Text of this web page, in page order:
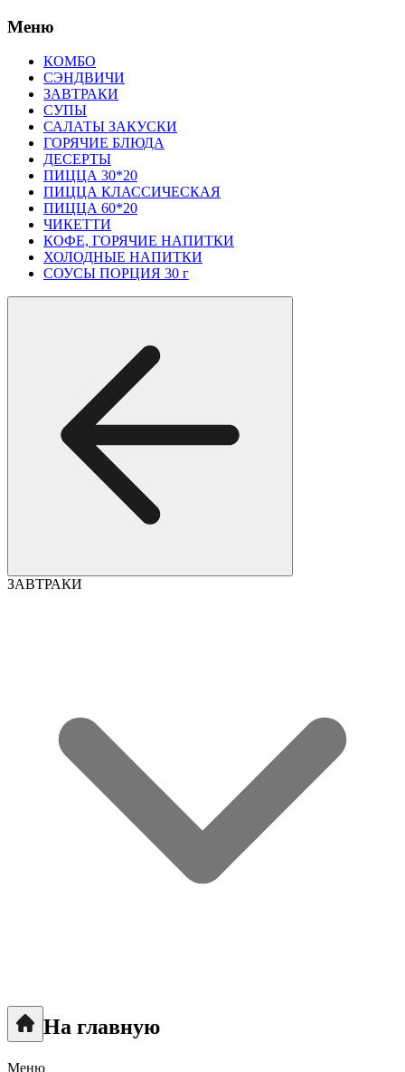
Меню
КОМБО
СЭНДВИЧИ
ЗАВТРАКИ
СУПЫ
САЛАТЫ ЗАКУСКИ
ГОРЯЧИЕ БЛЮДА
ДЕСЕРТЫ
ПИЦЦА 30*20
ПИЦЦА КЛАССИЧЕСКАЯ
ПИЦЦА 60*20
ЧИКЕТТИ
КОФЕ, ГОРЯЧИЕ НАПИТКИ
ХОЛОДНЫЕ НАПИТКИ
СОУСЫ ПОРЦИЯ 30 г
ЗАВТРАКИ
На главную
Меню